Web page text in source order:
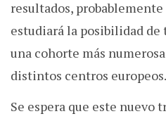
resultados, probablemente
estudiará la posibilidad
una cohorte más
distintos centros europeos.
Se espera que este nuevo